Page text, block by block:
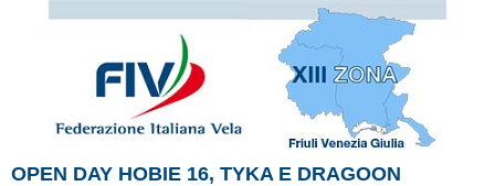
OPEN DAY HOBIE 16, TYKA E DRAGOON